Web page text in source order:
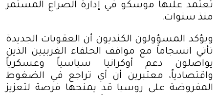
تعتمد عليها موسكو في إدارة الصراع المستمر
منذ سنوات.
ويؤكد المسؤولون الكنديون أن العقوبات الجديدة
تأتي انسجاماً مع مواقف الحلفاء الغربيين الذين
يواصلون دعم أوكرانيا سياسياً وعسكرياً
واقتصادياً، معتبرين أن أي تراجع في الضغوط
المفروضة على روسيا قد يمنحها فرصة لتعزيز